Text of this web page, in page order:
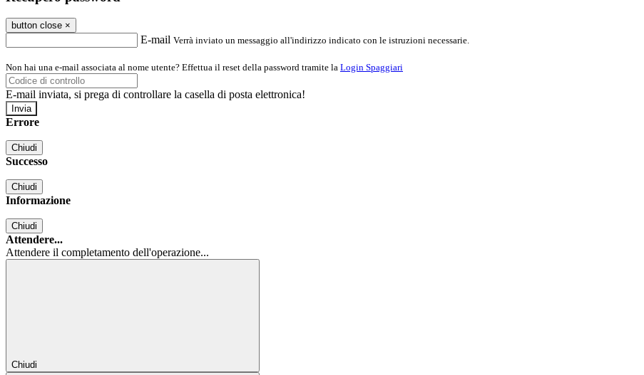
button close ×
E-mail Verrà inviato un messaggio all'indirizzo indicato con le istruzioni necessarie.
Non hai una e-mail associata al nome utente? Effettua il reset della password tramite la Login Spaggiari
E-mail inviata, si prega di controllare la casella di posta elettronica!
Errore
Chiudi
Successo
Chiudi
Informazione
Chiudi
Attendere...
Attendere il completamento dell'operazione...
Chiudi